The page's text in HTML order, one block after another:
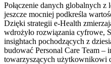
Połączenie danych globalnych
jeszcze mocniej podkreśla
Dzięki strategii e-Health
wdrożyło rozwiązania cyfrowe,
insightach pochodzących z
budować Personal Care Team –
towarzyszących użytkownikowi